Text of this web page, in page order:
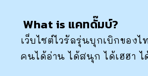
What is แคทดั๊มบ์?
เว็บไซต์ไวรัลรุ่นบุกเบิกของ
คนได้อ่าน ได้สนุก ได้เฮฮา ไ